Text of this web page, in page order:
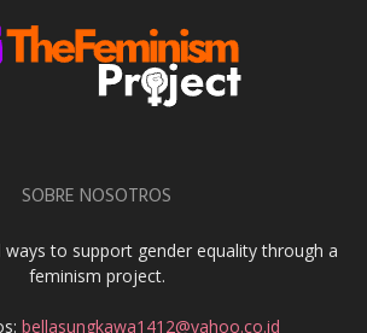
SOBRE NOSOTROS
to support gender equality through a
feminism project.
bellasungkawa1412@yahoo.co.id